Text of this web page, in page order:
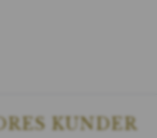
KUNDER